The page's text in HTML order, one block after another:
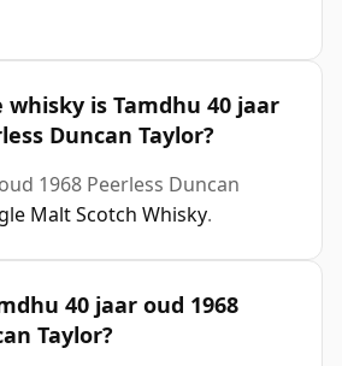
is Tamdhu 40 jaar
Duncan Taylor?
1968 Peerless Duncan
Malt Scotch Whisky.
40 jaar oud 1968
Taylor?